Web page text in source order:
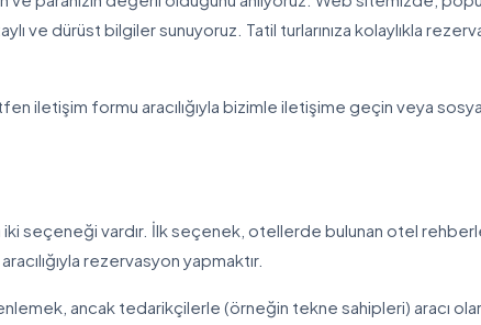
ve dürüst bilgiler sunuyoruz. Tatil turlarınıza kolaylıkla
iletişim formu aracılığıyla bizimle iletişime geçin veya
seçeneği vardır. İlk seçenek, otellerde bulunan otel rehberleri
rezervasyon yapmaktır.
ancak tedarikçilerle (örneğin tekne sahipleri) aracı